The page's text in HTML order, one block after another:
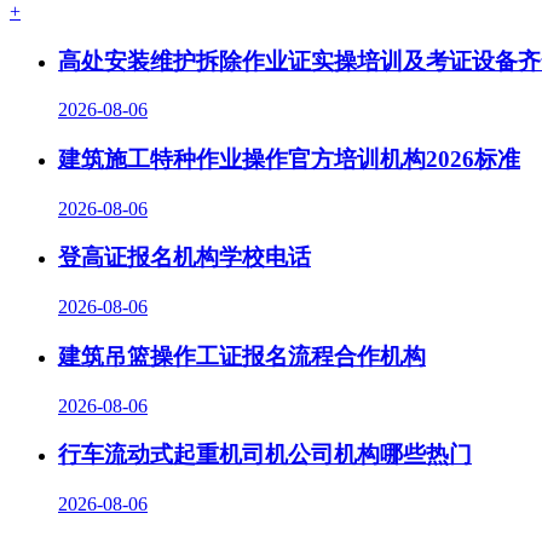
+
高处安装维护拆除作业证实操培训及考证设备
2026-08-06
建筑施工特种作业操作官方培训机构2026标准
2026-08-06
登高证报名机构学校电话
2026-08-06
建筑吊篮操作工证报名流程合作机构
2026-08-06
行车流动式起重机司机公司机构哪些热门
2026-08-06